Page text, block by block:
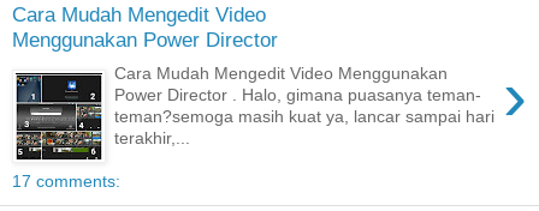
Cara Mudah Mengedit Video
Menggunakan Power Director
›
Cara Mudah Mengedit Video Menggunakan
Power Director . Halo, gimana puasanya teman-
teman?semoga masih kuat ya, lancar sampai hari
terakhir,...
17 comments: